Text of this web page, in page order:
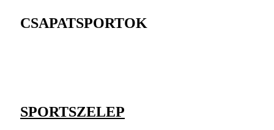
CSAPATSPORTOK
SPORTSZELEP